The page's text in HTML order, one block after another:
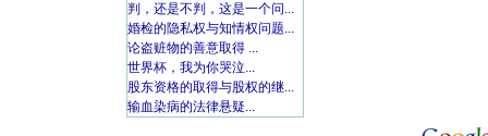
判，还是不判，这是一个问...
婚检的隐私权与知情权问题...
论盗赃物的善意取得 ...
世界杯，我为你哭泣...
股东资格的取得与股权的继...
输血染病的法律悬疑...